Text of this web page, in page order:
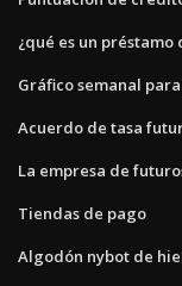
¿qué es un préstamo
Gráfico semanal
Acuerdo de tasa
La empresa de
Tiendas de pago
Algodón nybot de